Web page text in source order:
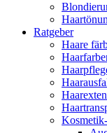
Ratgeber
Haare